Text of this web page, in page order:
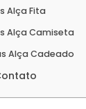
Alça Fita
Alça Camiseta
Alça Cadeado